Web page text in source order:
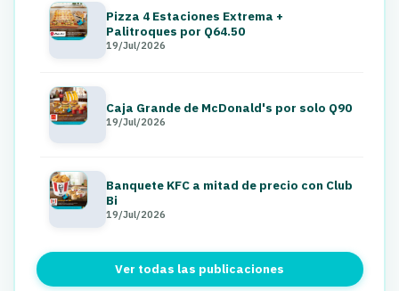
Pizza 4 Estaciones Extrema +
Palitroques por Q64.50
19/Jul/2026
Caja Grande de McDonald's por solo Q90
19/Jul/2026
Banquete KFC a mitad de precio con Club
Bi
19/Jul/2026
Ver todas las publicaciones